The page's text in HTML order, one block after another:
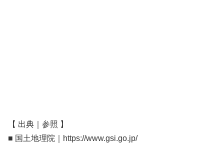
【 出典｜参照 】
■ 国土地理院｜https://www.gsi.go.jp/